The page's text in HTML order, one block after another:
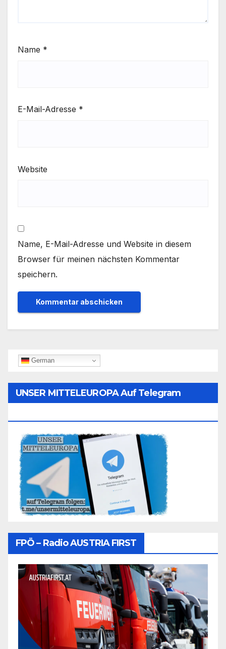
Name *
E-Mail-Adresse *
Website
Name, E-Mail-Adresse und Website in diesem
Browser für meinen nächsten Kommentar
speichern.
German
UNSER MITTELEUROPA Auf Telegram
FPÖ – Radio AUSTRIA FIRST